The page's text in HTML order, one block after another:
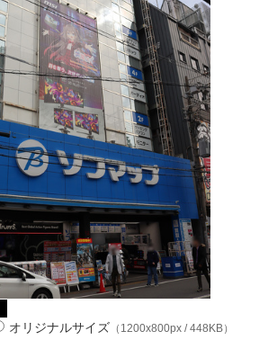
オリジナルサイズ （1200x800px / 448KB）